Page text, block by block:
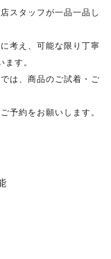
スタッフが一品一品し
考え、可能な限り丁寧
す。
は、商品のご試着・ご
予約をお願いします。